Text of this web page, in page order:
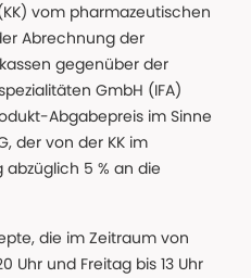
vom pharmazeutischen
Abrechnung der
gegenüber der
GmbH (IFA)
Abgabepreis im Sinne
der von der KK im
5 % an die
die im Zeitraum von
Uhr und Freitag bis 13 Uhr